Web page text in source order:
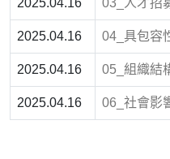
2025.04.16 03_人才招
2025.04.16 04_具包容
2025.04.16 05_組織結
2025.04.16 06_社會影